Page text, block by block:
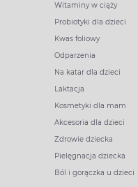
Witaminy w ciąży
Probiotyki dla dzieci
Kwas foliowy
Odparzenia
Na katar dla dzieci
Laktacja
Kosmetyki dla mam
Akcesoria dla dzieci
Zdrowie dziecka
Pielęgnacja dziecka
Ból i gorączka u dzieci